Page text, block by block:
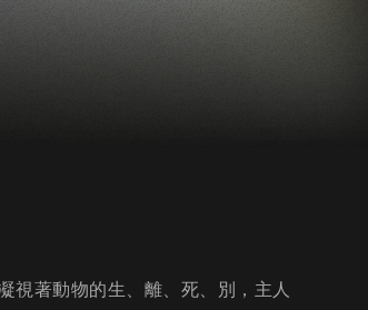
視著動物的生、離、死、別，主人